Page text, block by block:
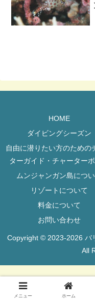
HOME
ダイビングシーズン
自由に潜りたい方のための
ターガイド・チャーター
ムンジャンガン島につ
リゾートについて
料金について
お問い合わせ
Copyright © 2023-2026 バ
All
メニュー ホーム